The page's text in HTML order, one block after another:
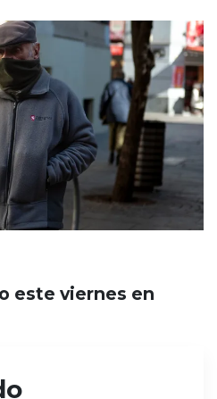
este viernes en